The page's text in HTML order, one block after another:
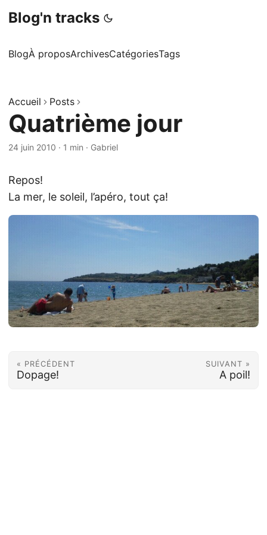
Blog'n tracks
BlogÀ proposArchivesCatégoriesTags
Accueil Posts
Quatrième jour
24 juin 2010 · 1 min · Gabriel
Repos!
La mer, le soleil, l’apéro, tout ça!
« PRÉCÉDENT
Dopage!
SUIVANT »
A poil!